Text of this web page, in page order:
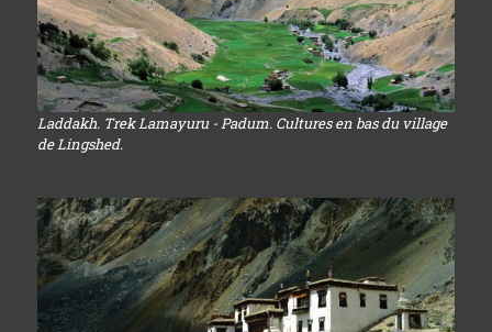
Laddakh. Trek Lamayuru - Padum. Cultures en bas du village
de Lingshed.